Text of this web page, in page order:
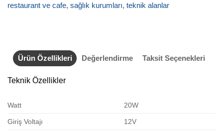
restaurant ve cafe, sağlık kurumları, teknik alanlar
Ürün Özellikleri Değerlendirme Taksit Seçenekleri
Teknik Özellikler
Watt 20W
Giriş Voltajı 12V